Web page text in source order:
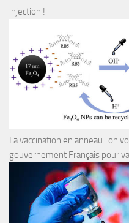
injection !
La vaccination en anneau : on
gouvernement Français pour